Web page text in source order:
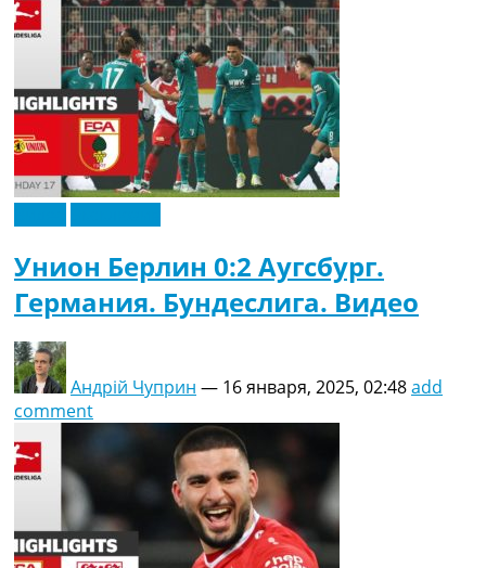
Унион Берлин 0:2 Аугсбург.
Германия. Бундеслига. Видео
Андрій Чуприн — 16 января, 2025, 02:48add
comment